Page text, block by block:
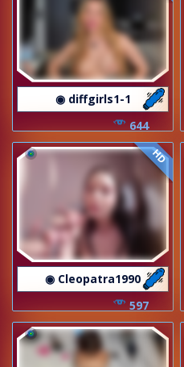
◉ diffgirls1-1
644
HD
◉ Cleopatra1990
597